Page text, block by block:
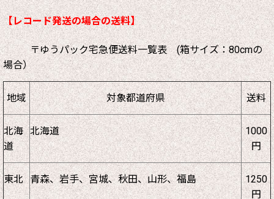
【レコード発送の場合の送料】
〒ゆうパック宅急便送料一覧表 (箱サイズ：80cmの
場合）
地域 対象都道府県 送料
北海
道
北海道
1000
円
東北 青森、岩手、宮城、秋田、山形、福島
1250
円